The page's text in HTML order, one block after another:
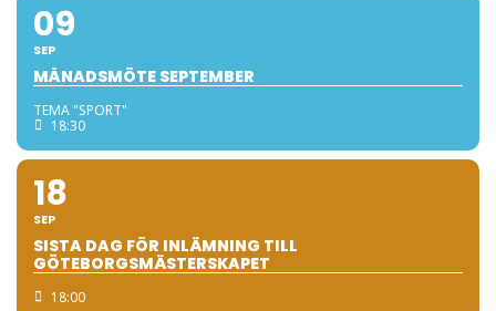
09
SEP
MÅNADSMÖTE SEPTEMBER
TEMA "SPORT"
18:30
18
SEP
SISTA DAG FÖR INLÄMNING TILL
GÖTEBORGSMÄSTERSKAPET
18:00